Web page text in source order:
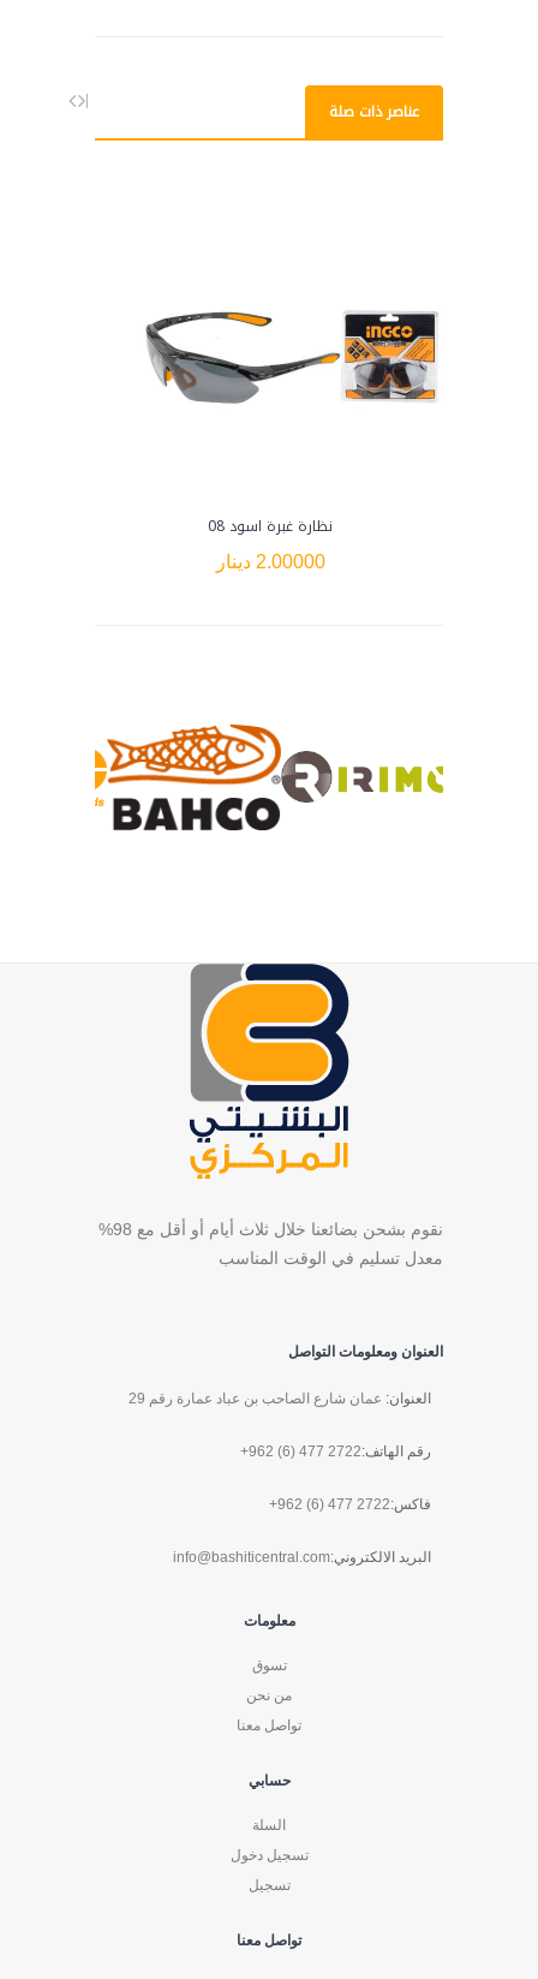
عناصر ذات صلة
نظارة غبرة اسود 08
2.00000 دينار
نقوم بشحن بضائعنا خلال ثلاث أيام أو أقل مع 98%
معدل تسليم في الوقت المناسب
العنوان ومعلومات التواصل
العنوان: عمان شارع الصاحب بن عباد عمارة رقم 29
رقم الهاتف:+962 (6) 477 2722
فاكس:+962 (6) 477 2722
البريد الالكتروني:info@bashiticentral.com
معلومات
تسوق
من نحن
تواصل معنا
حسابي
السلة
تسجيل دخول
تسجيل
تواصل معنا